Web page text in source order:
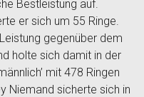
Bestleistung auf.
er sich um 55 Ringe.
gegenüber dem
holte sich damit in der
mit 478 Ringen
Niemand sicherte sich in